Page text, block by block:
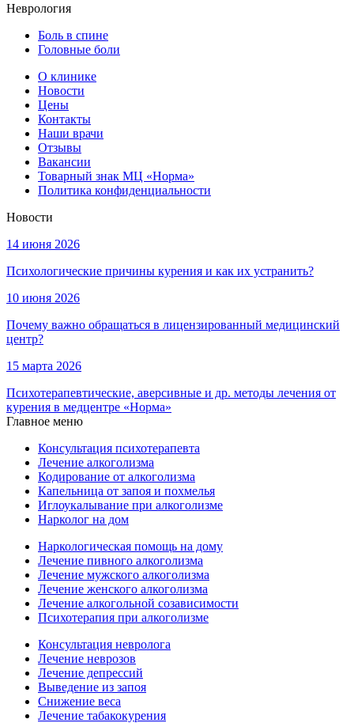
Неврология
Боль в спине
Головные боли
О клинике
Новости
Цены
Контакты
Наши врачи
Отзывы
Вакансии
Товарный знак МЦ «Норма»
Политика конфиденциальности
Новости
14 июня 2026
Психологические причины курения и как их устранить?
10 июня 2026
Почему важно обращаться в лицензированный медицинский
центр?
15 марта 2026
Психотерапевтические, аверсивные и др. методы лечения от
курения в медцентре «Норма»
Главное меню
Консультация психотерапевта
Лечение алкоголизма
Кодирование от алкоголизма
Капельница от запоя и похмелья
Иглоукалывание при алкоголизме
Нарколог на дом
Наркологическая помощь на дому
Лечение пивного алкоголизма
Лечение мужского алкоголизма
Лечение женского алкоголизма
Лечение алкогольной созависимости
Психотерапия при алкоголизме
Консультация невролога
Лечение неврозов
Лечение депрессий
Выведение из запоя
Снижение веса
Лечение табакокурения